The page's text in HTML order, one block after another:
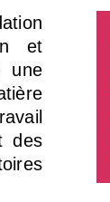
et
une
des